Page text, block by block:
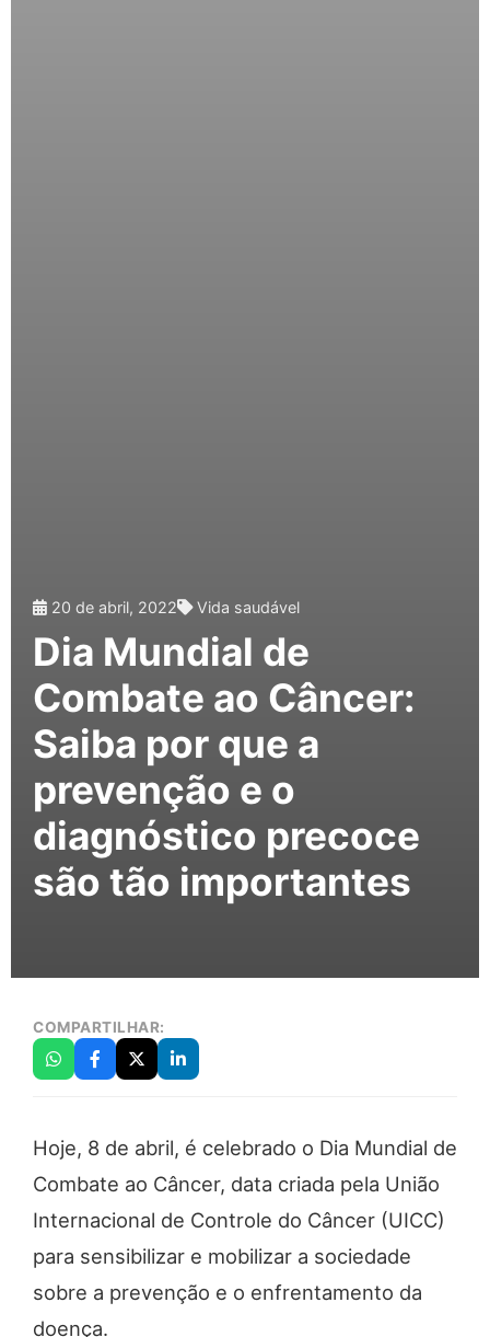
20 de abril, 2022 Vida saudável
Dia Mundial de
Combate ao Câncer:
Saiba por que a
prevenção e o
diagnóstico precoce
são tão importantes
COMPARTILHAR:
Hoje, 8 de abril, é celebrado o Dia Mundial de
Combate ao Câncer, data criada pela União
Internacional de Controle do Câncer (UICC)
para sensibilizar e mobilizar a sociedade
sobre a prevenção e o enfrentamento da
doença.